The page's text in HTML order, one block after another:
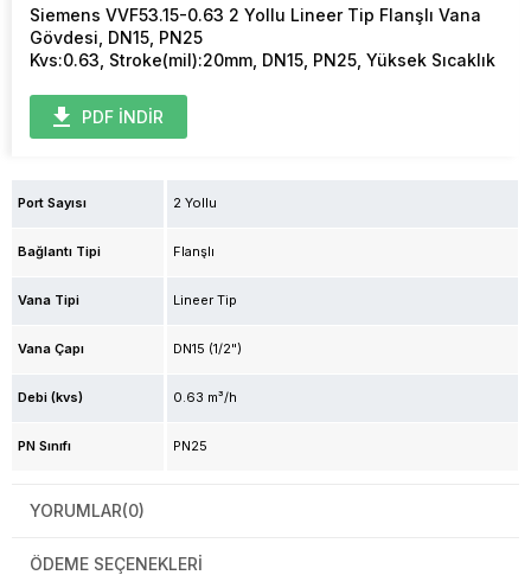
Siemens VVF53.15-0.63 2 Yollu Lineer Tip Flanşlı Vana
Gövdesi, DN15, PN25
Kvs:0.63, Stroke(mil):20mm, DN15, PN25, Yüksek Sıcaklık
PDF İNDİR
Port Sayısı 2 Yollu
Bağlantı Tipi Flanşlı
Vana Tipi Lineer Tip
Vana Çapı DN15 (1/2")
Debi (kvs) 0.63 m³/h
PN Sınıfı PN25
YORUMLAR(0)
ÖDEME SEÇENEKLERI